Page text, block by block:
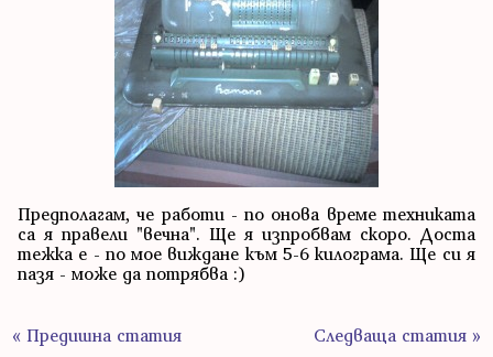
Предполагам, че работи - по онова време техниката
са я правели "вечна". Ще я изпробвам скоро. Доста
тежка е - по мое виждане към 5-6 килограма. Ще си я
пазя - може да потрябва :)
« Предишна статия Следваща статия »